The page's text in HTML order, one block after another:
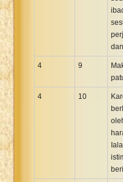
4 9
4 10